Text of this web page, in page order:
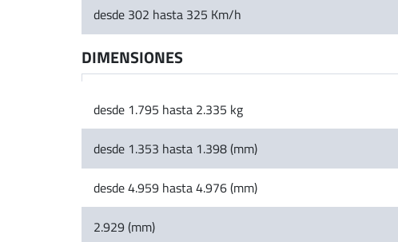
desde 302 hasta 325 Km/h
DIMENSIONES
desde 1.795 hasta 2.335 kg
desde 1.353 hasta 1.398 (mm)
desde 4.959 hasta 4.976 (mm)
2.929 (mm)